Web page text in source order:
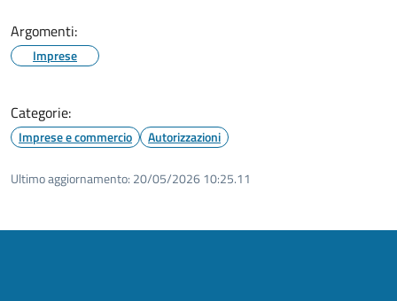
Argomenti:
Imprese
Categorie:
Imprese e commercio Autorizzazioni
Ultimo aggiornamento: 20/05/2026 10:25.11